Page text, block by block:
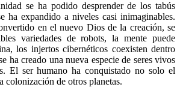
se ha podido desprender de los tabús
ha expandido a niveles casi inimaginables.
en el nuevo Dios de la creación, se
variedades de robots, la mente puede
los injertos cibernéticos coexisten dentro
ha creado una nueva especie de seres vivos
El ser humano ha conquistado no solo el
colonización de otros planetas.